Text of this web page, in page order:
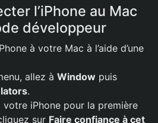
l’iPhone au Mac
développeur
à votre Mac à l’aide d’une
allez à Window puis
.
votre iPhone pour la première
sur Faire confiance à cet